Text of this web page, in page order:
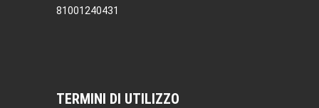
81001240431
TERMINI DI UTILIZZO